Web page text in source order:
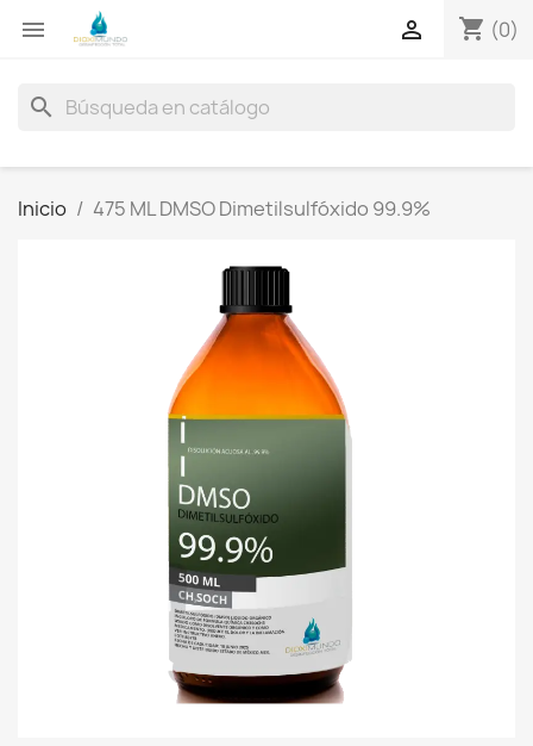
 shopping_cart (0)

search
Inicio 475 ML DMSO Dimetilsulfóxido 99.9%